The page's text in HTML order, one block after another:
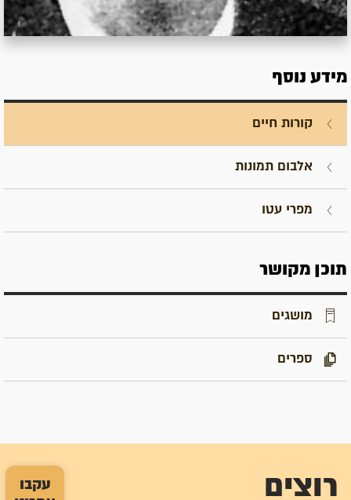
עקבו
מידע נוסף
קורות חיים
אלבום תמונות
מפרי עטו
תוכן מקושר
מושגים
ספרים
רוצים